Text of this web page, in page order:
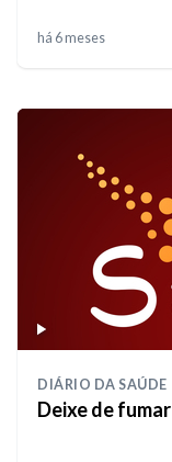
há 6 meses
DIÁRIO DA SAÚDE
Deixe de fumar